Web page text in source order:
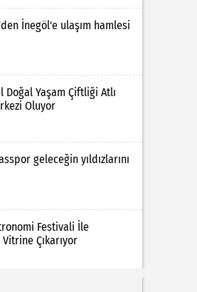
İnegöl'e ulaşım hamlesi
Doğal Yaşam Çiftliği Atlı
Oluyor
geleceğin yıldızlarını
Festivali İle
Çıkarıyor